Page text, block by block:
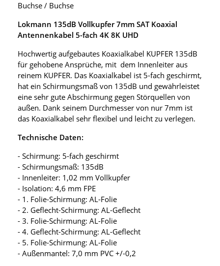
Buchse / Buchse
Lokmann 135dB Vollkupfer 7mm SAT Koaxial
Antennenkabel 5-fach 4K 8K UHD
Hochwertig aufgebautes Koaxialkabel KUPFER 135dB
für gehobene Ansprüche, mit dem Innenleiter aus
reinem KUPFER. Das Koaxialkabel ist 5-fach geschirmt,
hat ein Schirmungsmaß von 135dB und gewährleistet
eine sehr gute Abschirmung gegen Störquellen von
außen. Dank seinem Durchmesser von nur 7mm ist
das Koaxialkabel sehr flexibel und leicht zu verlegen.
Technische Daten:
- Schirmung: 5-fach geschirmt
- Schirmungsmaß: 135dB
- Innenleiter: 1,02 mm Vollkupfer
- Isolation: 4,6 mm FPE
- 1. Folie-Schirmung: AL-Folie
- 2. Geflecht-Schirmung: AL-Geflecht
- 3. Folie-Schirmung: AL-Folie
- 4. Geflecht-Schirmung: AL-Geflecht
- 5. Folie-Schirmung: AL-Folie
- Außenmantel: 7,0 mm PVC +/-0,2